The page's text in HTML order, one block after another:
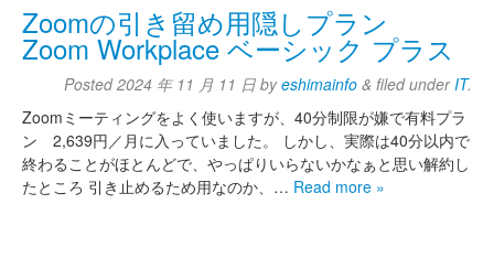
Zoomの引き留め用隠しプラン
Zoom Workplace ベーシック プラス
Posted2024 年 11 月 11 日 byeshimainfo & filed under IT.
Zoomミーティングをよく使いますが、40分制限が嫌で有料プラ
ン 2,639円／月に入っていました。 しかし、実際は40分以内で
終わることがほとんどで、やっぱりいらないかなぁと思い解約し
たところ 引き止めるため用なのか、… Read more »